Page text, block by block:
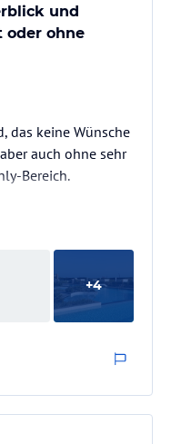
und
oder ohne
das keine Wünsche
auch ohne sehr
Bereich.
+4